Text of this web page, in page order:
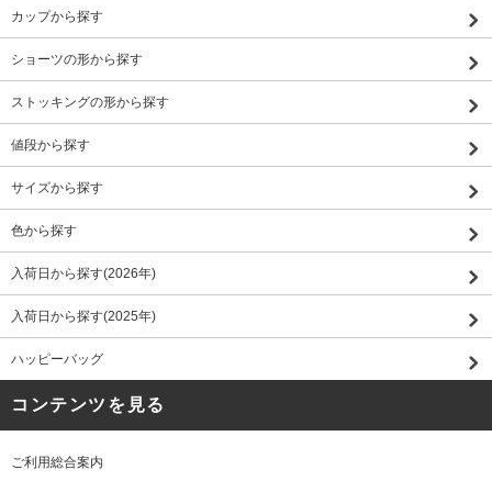
カップから探す
ショーツの形から探す
ストッキングの形から探す
値段から探す
サイズから探す
色から探す
入荷日から探す(2026年)
入荷日から探す(2025年)
ハッピーバッグ
コンテンツを見る
ご利用総合案内